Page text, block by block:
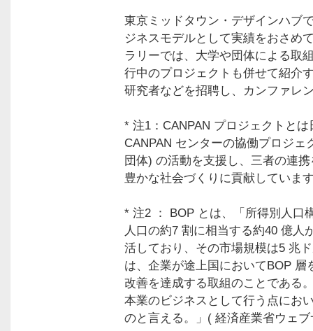
東京ミッドタウン・デザインハブ
ジネスモデルとして実績をおさめ
ラリーでは、大学や団体による取
行中のプロジェクトも併せて紹介
研究者などを招聘し、カンファレ
* 注1：CANPAN プロジェクトと
CANPAN センターの協働プロジ
団体) の活動を支援し、三者の連
豊かな社会づくりに貢献していま
* 注2 ： BOP とは、「所得別人口
人口の約7 割に相当する約40 億人
活しており、その市場規模は5 兆
は、企業が途上国においてBOP
改善を達成する取組のことである
本業のビジネスとして行う点にお
のと言える。」( 経済産業省ウェ